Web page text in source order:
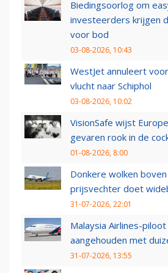
Biedingsoorlog om
investeerders krijgen
voor bod
03-08-2026, 10:43
WestJet annuleert
vlucht naar Schiphol
03-08-2026, 10:02
VisionSafe wijst
gevaren rook in de
01-08-2026, 8:00
Donkere wolken
prijsvechter doet
31-07-2026, 22:01
Malaysia Airlines-
aangehouden met
31-07-2026, 13:55